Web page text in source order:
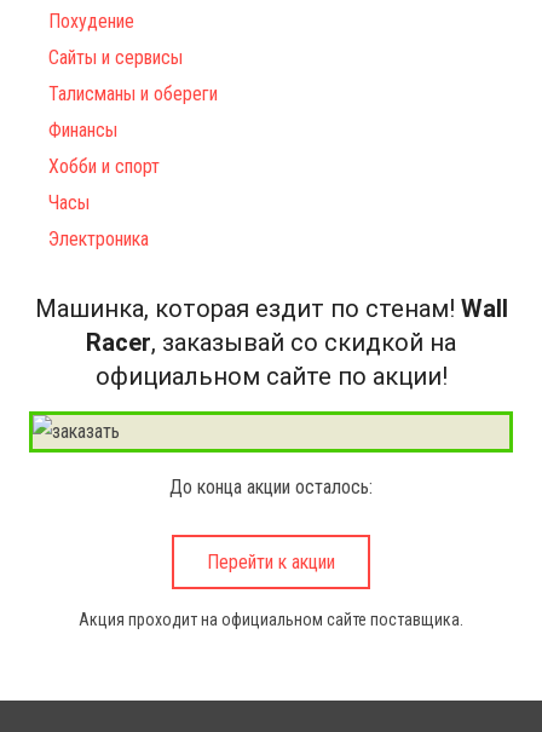
Похудение
Сайты и сервисы
Талисманы и обереги
Финансы
Хобби и спорт
Часы
Электроника
Машинка, которая ездит по стенам! Wall
Racer, заказывай со скидкой на
официальном сайте по акции!
До конца акции осталось:
Перейти к акции
Акция проходит на официальном сайте поставщика.